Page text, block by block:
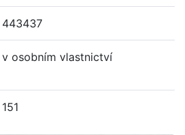
443437
v osobním vlastnictví
151